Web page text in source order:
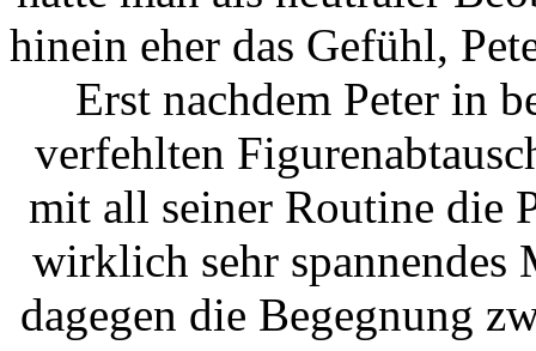
hinein eher das Gefühl,
Erst nachdem Peter in
verfehlten
mit all seiner Routine die
wirklich sehr spannendes
dagegen die Begegnung